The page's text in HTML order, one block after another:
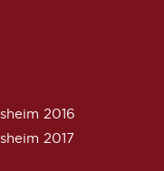
2016
2017